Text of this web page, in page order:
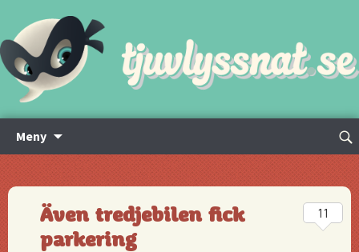
Meny
innehåll
Sök
Även tredjebilen fick
parkering
11